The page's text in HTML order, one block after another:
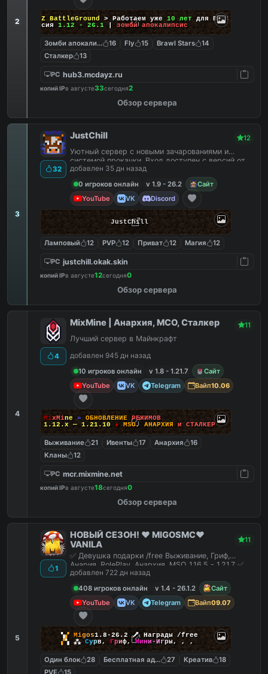
2 DayZ BattleGround > Работаем уже 10 лет для Вас!
Версия 1.12 - 26.1 | зомби апокалипсис
Зомби апокалипсис16 Fly 15 Brawl Stars
14
Сталкер
13
PC hub3.mcdayz.ru
копий IPв августе33сегодня2
Обзор сервера
3
32
JustChill 12
Уютный сервер с новыми зачарованиями и
системой прокачки. Вход доступен с версий от
1.9 до 26.2
добавлен 35 дн назад
0 игроков онлайн
v 1.9 - 26.2
Сайт
YouTube
VK Discord
JustChill
Ламповый 12 PVP 12 Приват 12 Магия 12
PC justchill.okak.skin
копий IPв августе12сегодня0
Обзор сервера
4
4
MixMine | Анархия, МСО, Сталкер 11
Лучший сервер в Майнкрафт
добавлен 945 дн назад
10 игроков онлайн
v 1.8 - 1.21.7
Сайт
YouTube
VK Telegram Вайп10.06
MixMine » ОБНОВЛЕНИЕ РЕЖИМОВ
1.12.x — 1.21.10
● MSO, АНАРХИЯ и СТАЛКЕР
Выживание 21 Ивенты 17 Анархия
16
Кланы
12
PC mcr.mixmine.net
копий IPв августе18сегодня0
Обзор сервера
5
1
НОВЫЙ СЕЗОН! ❤️ MIGOSMC❤️
VANILA
11
✅ Девушка подарки /free Выживание, Гриф,
Анария, RolePlay, Анархия, MSO 1.16.5 - 1.21.7 ✅
добавлен 722 дн назад
408 игроков онлайн
v 1.4 - 26.1.2
Сайт
YouTube
VK Telegram Вайп09.07
▚▞ Migos1.8-26.2🗡 Награды /free
▞▚ ⁂ Сурв, Гриф,Мини-Игры, , ,
Один блок 28 Бесплатная админка
27 Креатив
18
PVE
15